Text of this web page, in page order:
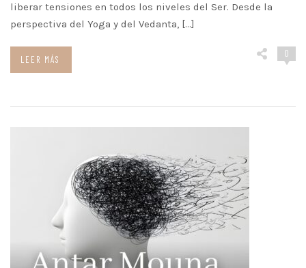
liberar tensiones en todos los niveles del Ser. Desde la
perspectiva del Yoga y del Vedanta, […]
0
LEER MÁS